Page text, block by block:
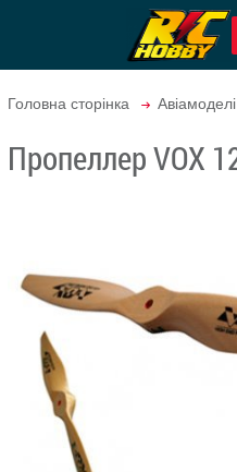
Головна сторінка Авіамоделі
Пропеллер VOX